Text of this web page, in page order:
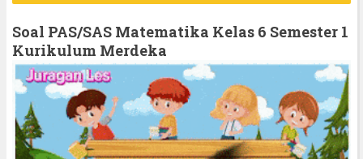
f
o
r
Soal PAS/SAS Matematika Kelas 6 Semester 1
Kurikulum Merdeka